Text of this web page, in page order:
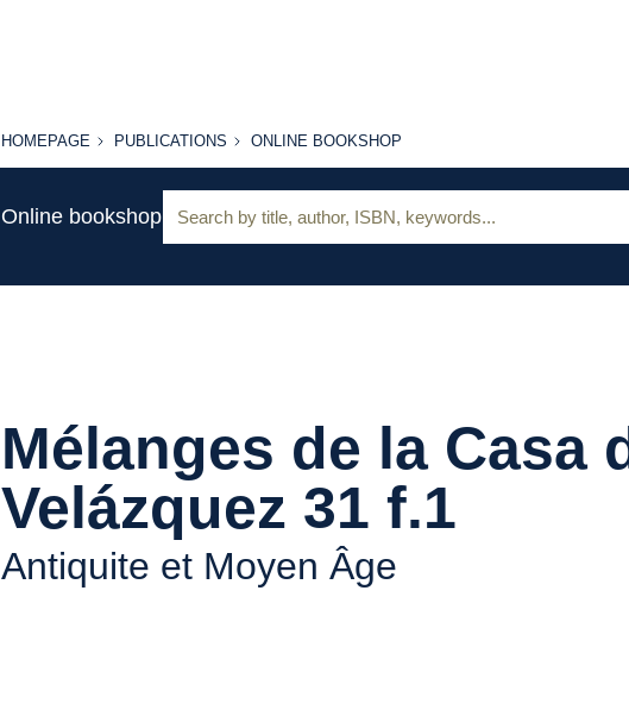
HOMEPAGE
HOMEPAGE PUBLICATIONS
PUBLICATIONS
ONLINE
ONLINE BOOKSHOP
Online bookshop
Mélanges de la Casa
Velázquez 31 f.1
Antiquite et Moyen Âge